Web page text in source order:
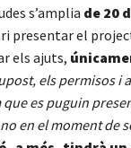
s’amplia de 20
presentar el
els ajuts,
els permisos i
es puguin
en el moment de